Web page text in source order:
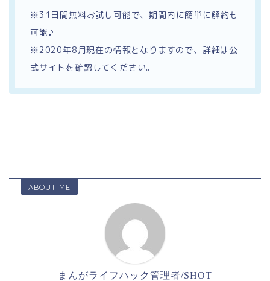
※31日間無料お試し可能で、期間内に簡単に解約も
可能♪
※2020年8月現在の情報となりますので、詳細は公
式サイトを確認してください。
ABOUT ME
まんがライフハック管理者/SHOT